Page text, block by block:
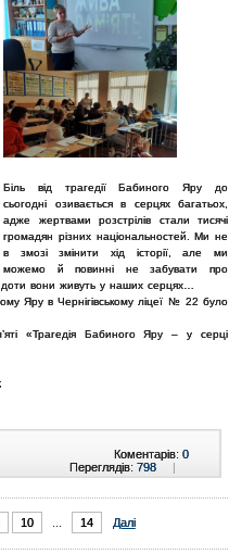
Біль від трагедії Бабиного Яру до
сьогодні озивається в серцях багатьох,
адже жертвами розстрілів стали тисячі
громадян різних національностей. Ми не
в змозі змінити хід історії, але ми
можемо й повинні не забувати про
вони живуть у наших серцях…
Яру в Чернігівському ліцеї № 22 було
«Трагедія Бабиного Яру – у серці
Коментарів: 0
Переглядів: 798 |
10 14 Далі